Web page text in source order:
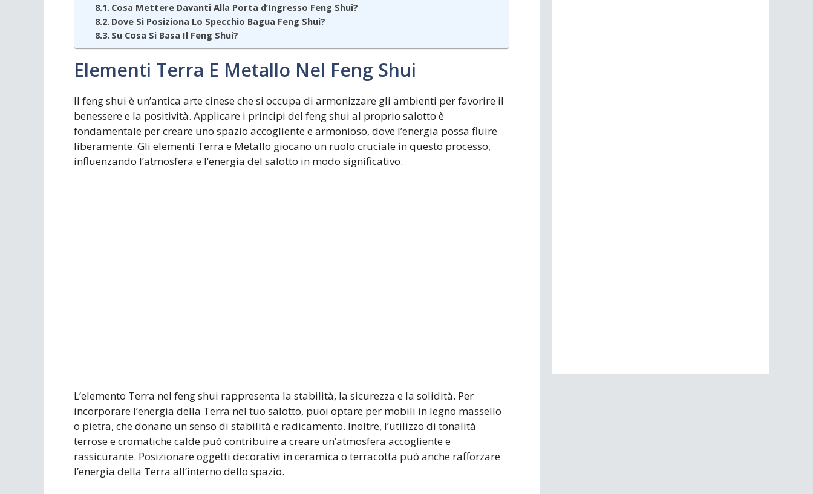
Cosa Mettere Davanti Alla Porta d’Ingresso Feng Shui?
Dove Si Posiziona Lo Specchio Bagua Feng Shui?
Su Cosa Si Basa Il Feng Shui?
Elementi Terra E Metallo Nel Feng Shui
Il feng shui è un’antica arte cinese che si occupa di armonizzare gli ambienti per favorire il
benessere e la positività. Applicare i principi del feng shui al proprio salotto è
fondamentale per creare uno spazio accogliente e armonioso, dove l’energia possa fluire
liberamente. Gli elementi Terra e Metallo giocano un ruolo cruciale in questo processo,
influenzando l’atmosfera e l’energia del salotto in modo significativo.
L’elemento Terra nel feng shui rappresenta la stabilità, la sicurezza e la solidità. Per
incorporare l’energia della Terra nel tuo salotto, puoi optare per mobili in legno massello
o pietra, che donano un senso di stabilità e radicamento. Inoltre, l’utilizzo di tonalità
terrose e cromatiche calde può contribuire a creare un’atmosfera accogliente e
rassicurante. Posizionare oggetti decorativi in ceramica o terracotta può anche rafforzare
l’energia della Terra all’interno dello spazio.